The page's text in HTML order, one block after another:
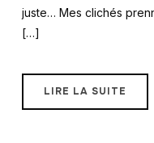
juste… Mes clichés
[…]
LIRE LA SUITE